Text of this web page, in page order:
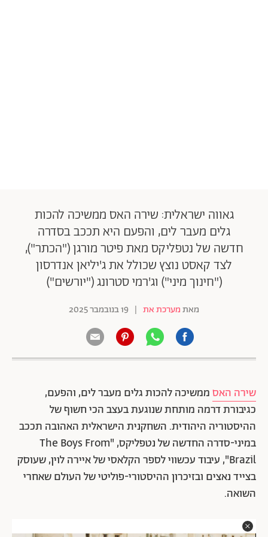
גאווה ישראלית: שירה האס ממשיכה להכות
גלים מעבר לים, והפעם היא תככב בסדרה
חדשה של נטפליקס מאת פיטר מורגן ("הכתר"),
לצד קאסט נוצץ שכולל את ג'יליאן אנדרסון
("חינוך מיני") וג'רמי סטרונג ("יורשים")
מאתמערכת את | 19 בנובמבר 2025
שירה האסממשיכה להכות גלים מעבר לים, והפעם,
כגיבורת דרמה מותחת שנוגעת בעצב הכי חשוף של
ההיסטוריה היהודית. השחקנית הישראלית האהובה תככב
במיני-סדרה החדשה של נטפליקס, "The Boys From
Brazil", עיבוד עכשווי לספר הקלאסי של איירה לוין, שעוסק
בצייד נאצים ובזיכרון ההיסטורי-פוליטי של העולם שאחרי
השואה.